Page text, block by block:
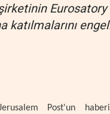
Eurosatory
katılmalarını
Post'un